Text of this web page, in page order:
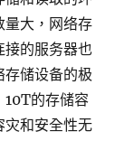
量大，网络存
接的服务器也
储设备的极
10T的存储容
灾和安全性无